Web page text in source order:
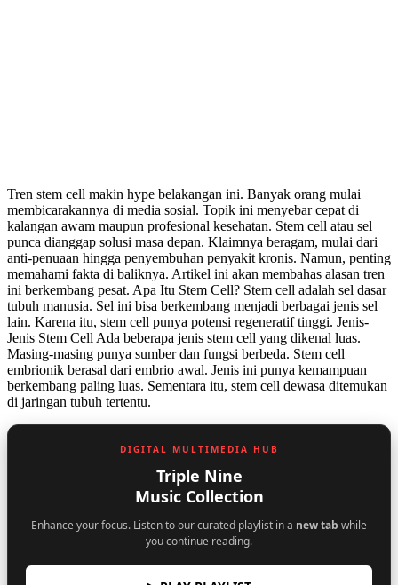
Tren stem cell makin hype belakangan ini. Banyak orang mulai
membicarakannya di media sosial. Topik ini menyebar cepat di
kalangan awam maupun profesional kesehatan. Stem cell atau sel
punca dianggap solusi masa depan. Klaimnya beragam, mulai dari
anti-penuaan hingga penyembuhan penyakit kronis. Namun, penting
memahami fakta di baliknya. Artikel ini akan membahas alasan tren
ini berkembang pesat. Apa Itu Stem Cell? Stem cell adalah sel dasar
tubuh manusia. Sel ini bisa berkembang menjadi berbagai jenis sel
lain. Karena itu, stem cell punya potensi regeneratif tinggi. Jenis-
Jenis Stem Cell Ada beberapa jenis stem cell yang dikenal luas.
Masing-masing punya sumber dan fungsi berbeda. Stem cell
embrionik berasal dari embrio awal. Jenis ini punya kemampuan
berkembang paling luas. Sementara itu, stem cell dewasa ditemukan
di jaringan tubuh tertentu.
DIGITAL MULTIMEDIA HUB
Triple Nine
Music Collection
Enhance your focus. Listen to our curated playlist in a new tab while
you continue reading.